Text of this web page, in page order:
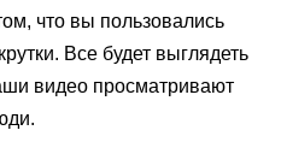
что вы пользовались
Все будет выглядеть
видео просматривают